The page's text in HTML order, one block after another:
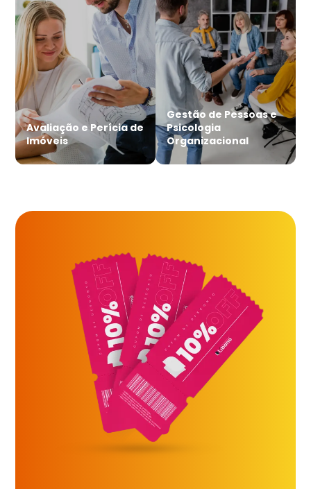
Avaliação e Perícia de
Imóveis
Gestão de Pessoas e
Psicologia
Organizacional